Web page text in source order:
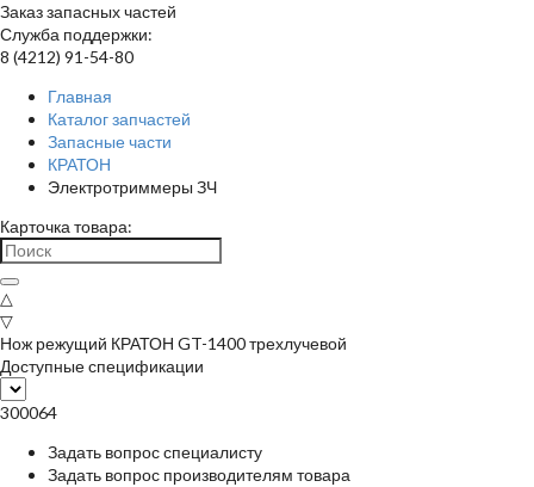
Заказ запасных частей
Служба поддержки:
8 (4212) 91-54-80
Главная
Каталог запчастей
Запасные части
КРАТОН
Электротриммеры ЗЧ
Карточка товара:
△
▽
Нож режущий КРАТОН GT-1400 трехлучевой
Доступные спецификации
300064
Задать вопрос специалисту
Задать вопрос производителям товара